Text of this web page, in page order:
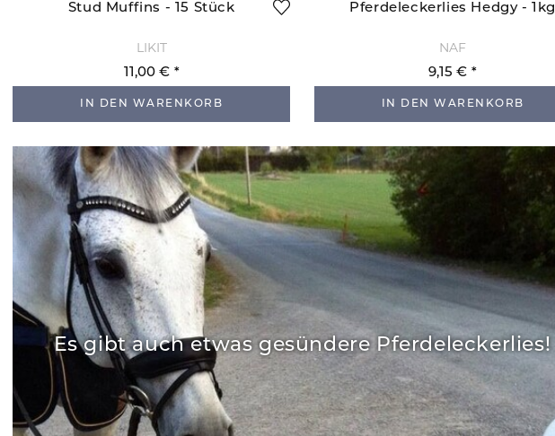
Stud Muffins - 15 Stück
LIKIT
11,00 €
IN DEN WARENKORB
Pferdeleckerlies Hedgy - 1kg
NAF
9,15 €
IN DEN WARENKORB
Es gibt auch etwas gesündere Pferdeleckerlies!